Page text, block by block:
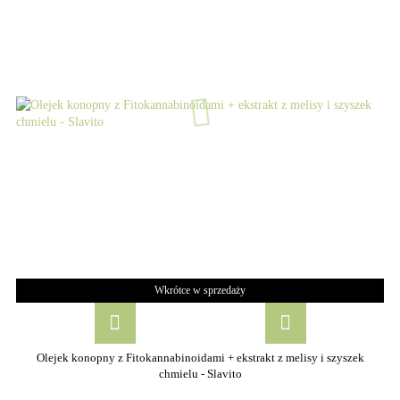
Wkrótce w sprzedaży
Olejek konopny z Fitokannabinoidami + ekstrakt z melisy i szyszek
chmielu - Slavito